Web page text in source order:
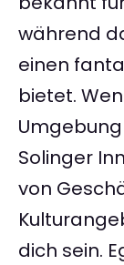
während
einen
bietet.
Solinger
von
dich sein.